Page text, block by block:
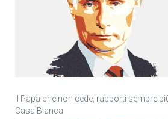
Il Papa che non cede, rapporti sempre
Casa Bianca